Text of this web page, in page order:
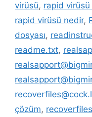
virüsü, rapid virüsü
rapid virüsü nedir,
dosyası,
readme.txt,
çözüm,